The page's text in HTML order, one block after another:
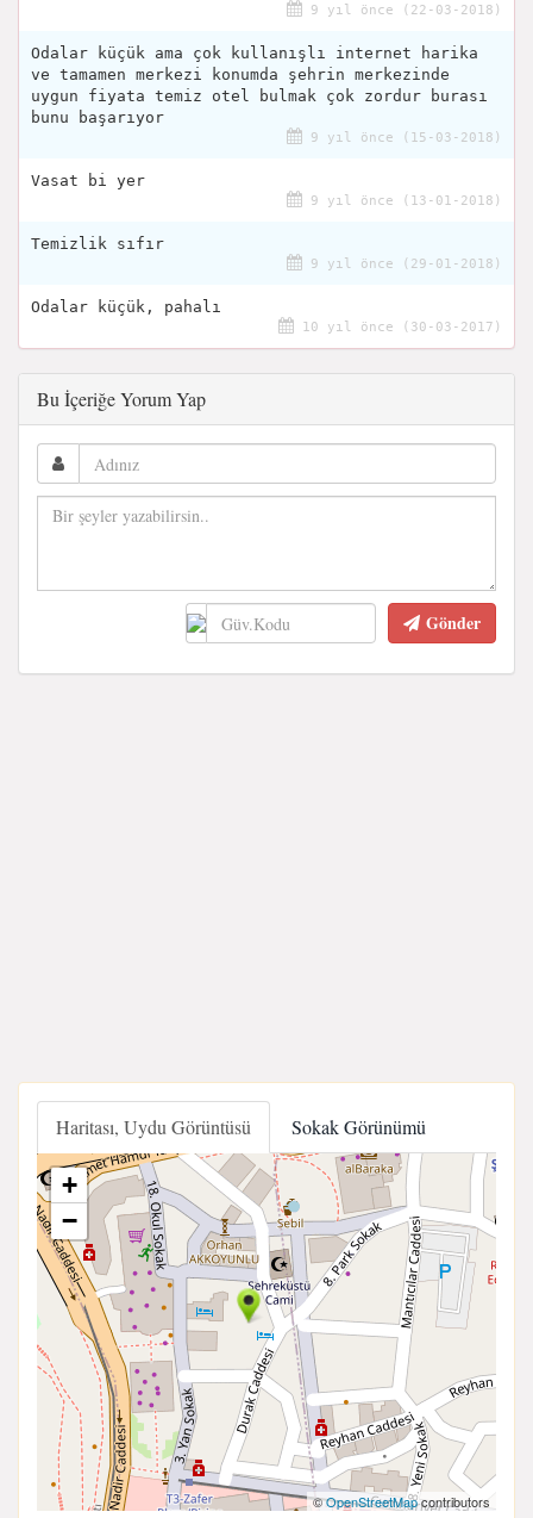
9 yıl önce (22-03-2018)
Odalar küçük ama çok kullanışlı internet harika
ve tamamen merkezi konumda şehrin merkezinde
uygun fiyata temiz otel bulmak çok zordur burası
bunu başarıyor
9 yıl önce (15-03-2018)
Vasat bi yer
9 yıl önce (13-01-2018)
Temizlik sıfır
9 yıl önce (29-01-2018)
Odalar küçük, pahalı
10 yıl önce (30-03-2017)
Bu İçeriğe Yorum Yap
Gönder
Haritası, Uydu Görüntüsü Sokak Görünümü
+
−
©OpenStreetMapcontributors